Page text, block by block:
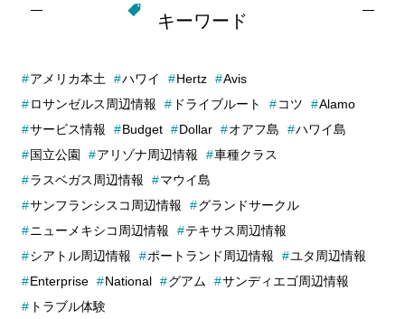
キーワード
アメリカ本土 ハワイ Hertz
Avis
ロサンゼルス周辺情報
ドライブルート コツ
Alamo
サービス情報
Budget Dollar オアフ島
ハワイ島
国立公園
アリゾナ周辺情報
車種クラス
ラスベガス周辺情報
マウイ島
サンフランシスコ周辺情報
グランドサークル
ニューメキシコ周辺情報
テキサス周辺情報
シアトル周辺情報
ポートランド周辺情報
ユタ周辺情報
Enterprise
National グアム
サンディエゴ周辺情報
トラブル体験